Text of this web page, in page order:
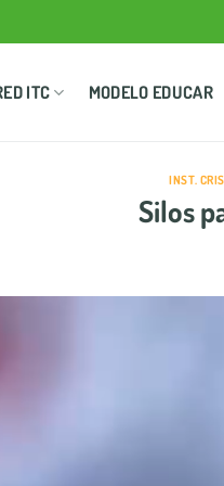
ITC MODELO EDUCAR
INST.
Silos